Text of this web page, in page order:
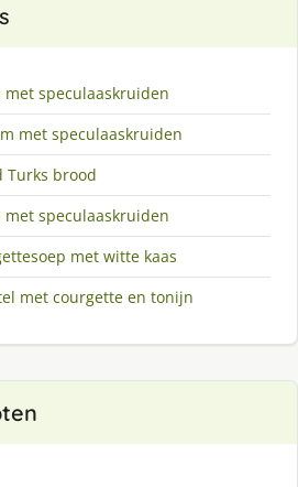
met speculaaskruiden
met speculaaskruiden
Turks brood
met speculaaskruiden
met witte kaas
met courgette en tonijn